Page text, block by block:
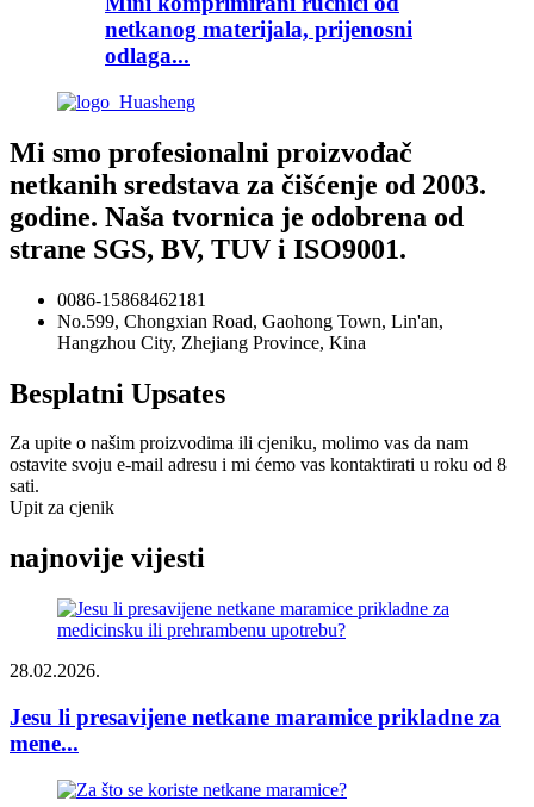
netkanog materijala, prijenosni
odlaga...
Mi smo profesionalni proizvođač
netkanih sredstava za čišćenje od 2003.
godine. Naša tvornica je odobrena od
strane SGS, BV, TUV i ISO9001.
0086-15868462181
No.599, Chongxian Road, Gaohong Town, Lin'an,
Hangzhou City, Zhejiang Province, Kina
Besplatni Upsates
Za upite o našim proizvodima ili cjeniku, molimo vas da nam
ostavite svoju e-mail adresu i mi ćemo vas kontaktirati u roku od 8
sati.
Upit za cjenik
najnovije vijesti
28.02.2026.
Jesu li presavijene netkane maramice prikladne za
mene...